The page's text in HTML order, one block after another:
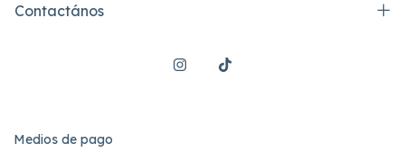
Contactános
Medios de pago